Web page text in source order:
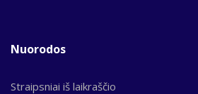
Nuorodos
Straipsniai iš laikraščio